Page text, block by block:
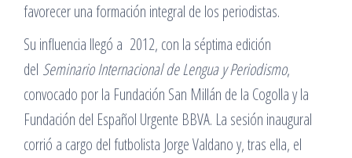
favorecer una formación integral de los periodistas.
Su influencia llegó a 2012, con la séptima edición
del Seminario Internacional de Lengua y Periodismo,
convocado por la Fundación San Millán de la Cogolla y la
Fundación del Español Urgente BBVA. La sesión inaugural
corrió a cargo del futbolista Jorge Valdano y, tras ella, el